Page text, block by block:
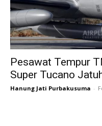
Pesawat Tempur
Super Tucano
Hanung Jati Purbakusuma -